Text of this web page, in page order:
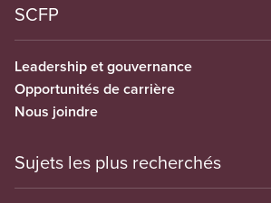
SCFP
Leadership et gouvernance
Opportunités de carrière
Nous joindre
Sujets les plus recherchés